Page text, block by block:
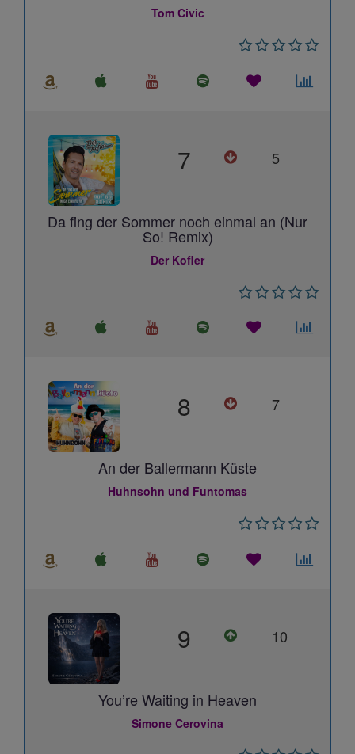
Tom Civic
7 5
Da fing der Sommer noch einmal an (Nur
So! Remix)
Der Kofler
8 7
An der Ballermann Küste
Huhnsohn und Funtomas
9 10
You’re Waiting in Heaven
Simone Cerovina